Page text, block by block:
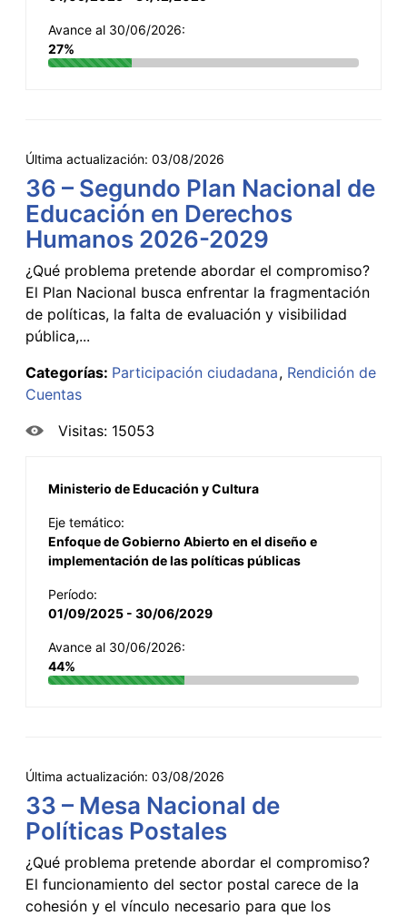
Avance al 30/06/2026:
27%
Última actualización: 03/08/2026
36 – Segundo Plan Nacional de
Educación en Derechos
Humanos 2026-2029
¿Qué problema pretende abordar el compromiso?
El Plan Nacional busca enfrentar la fragmentación
de políticas, la falta de evaluación y visibilidad
pública,...
Categorías: Participación ciudadana Rendición de
Cuentas
Visitas: 15053
Ministerio de Educación y Cultura
Eje temático:
Enfoque de Gobierno Abierto en el diseño e
implementación de las políticas públicas
Período:
01/09/2025 - 30/06/2029
Avance al 30/06/2026:
44%
Última actualización: 03/08/2026
33 – Mesa Nacional de
Políticas Postales
¿Qué problema pretende abordar el compromiso?
El funcionamiento del sector postal carece de la
cohesión y el vínculo necesario para que los